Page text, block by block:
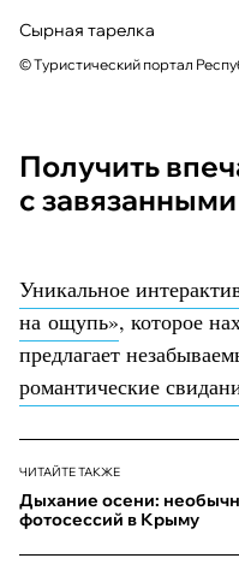
Сырная тарелка
© Туристический портал
Получить впечатления
с
Уникальное
на ощупь», которое
предлагает
романтические
ЧИТАЙТЕ ТАКЖЕ
Дыхание осени:
фотосессий в Крыму